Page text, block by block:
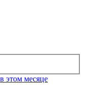
в этом месяце